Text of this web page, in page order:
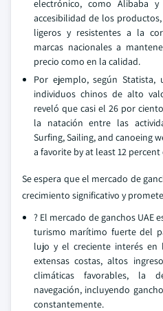
electrónico, como Alibaba
accesibilidad de los
ligeros y resistentes a la
marcas nacionales a
precio como en la calidad.
Por ejemplo, según Statista,
individuos chinos de alto
reveló que casi el 26 por
la natación entre las
Surfing, Sailing, and canoeing
a favorite by at least 12
Se espera que el mercado de
crecimiento significativo y
? El mercado de ganchos UAE
turismo marítimo fuerte del
lujo y el creciente interés en
extensas costas, altos
climáticas favorables, la
navegación, incluyendo
constantemente.